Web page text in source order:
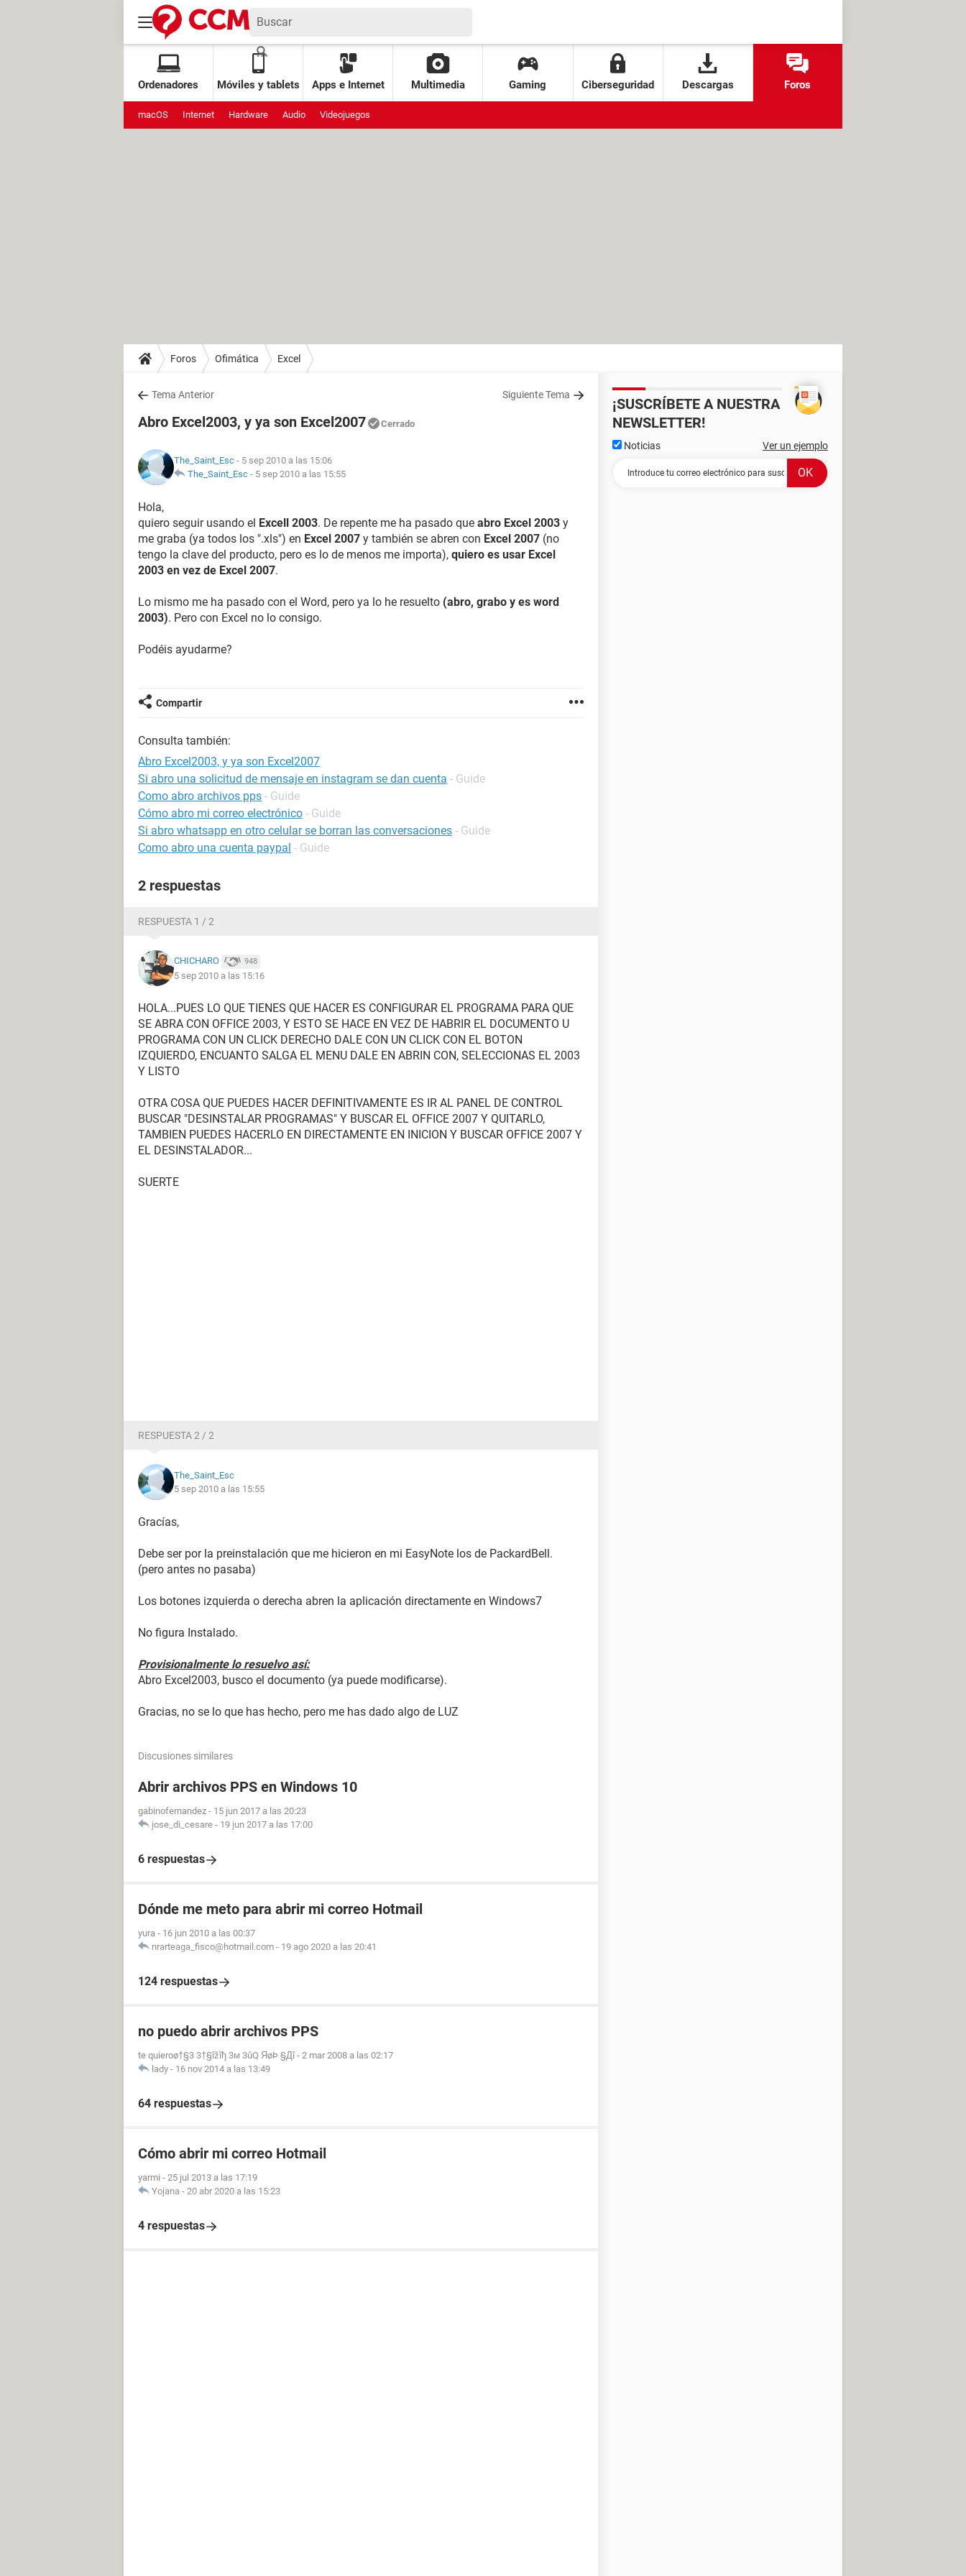
Ordenadores Móviles y tablets Apps e Internet Multimedia Gaming Ciberseguridad Descargas Foros
macOS Internet Hardware Audio Videojuegos
Foros Ofimática Excel
Tema Anterior Siguiente Tema
Abro Excel2003, y ya son Excel2007 Cerrado
The_Saint_Esc - 5 sep 2010 a las 15:06
The_Saint_Esc - 5 sep 2010 a las 15:55
Hola,
quiero seguir usando el Excell 2003. De repente me ha pasado que abro Excel 2003 y
me graba (ya todos los ".xls") en Excel 2007 y también se abren con Excel 2007 (no
tengo la clave del producto, pero es lo de menos me importa), quiero es usar Excel
2003 en vez de Excel 2007.
Lo mismo me ha pasado con el Word, pero ya lo he resuelto (abro, grabo y es word
2003). Pero con Excel no lo consigo.
Podéis ayudarme?
Compartir
Consulta también:
Abro Excel2003, y ya son Excel2007
Si abro una solicitud de mensaje en instagram se dan cuenta - Guide
Como abro archivos pps - Guide
Cómo abro mi correo electrónico - Guide
Si abro whatsapp en otro celular se borran las conversaciones - Guide
Como abro una cuenta paypal - Guide
2 respuestas
RESPUESTA 1 / 2
CHICHARO 948
5 sep 2010 a las 15:16
HOLA...PUES LO QUE TIENES QUE HACER ES CONFIGURAR EL PROGRAMA PARA QUE
SE ABRA CON OFFICE 2003, Y ESTO SE HACE EN VEZ DE HABRIR EL DOCUMENTO U
PROGRAMA CON UN CLICK DERECHO DALE CON UN CLICK CON EL BOTON
IZQUIERDO, ENCUANTO SALGA EL MENU DALE EN ABRIN CON, SELECCIONAS EL 2003
Y LISTO
OTRA COSA QUE PUEDES HACER DEFINITIVAMENTE ES IR AL PANEL DE CONTROL
BUSCAR "DESINSTALAR PROGRAMAS" Y BUSCAR EL OFFICE 2007 Y QUITARLO,
TAMBIEN PUEDES HACERLO EN DIRECTAMENTE EN INICION Y BUSCAR OFFICE 2007 Y
EL DESINSTALADOR...
SUERTE
RESPUESTA 2 / 2
The_Saint_Esc
5 sep 2010 a las 15:55
Gracías,
Debe ser por la preinstalación que me hicieron en mi EasyNote los de PackardBell.
(pero antes no pasaba)
Los botones izquierda o derecha abren la aplicación directamente en Windows7
No figura Instalado.
Provisionalmente lo resuelvo así:
Abro Excel2003, busco el documento (ya puede modificarse).
Gracias, no se lo que has hecho, pero me has dado algo de LUZ
Discusiones similares
Abrir archivos PPS en Windows 10
gabinofernandez - 15 jun 2017 a las 20:23
jose_di_cesare - 19 jun 2017 a las 17:00
6 respuestas
Dónde me meto para abrir mi correo Hotmail
yura - 16 jun 2010 a las 00:37
nrarteaga_fisco@hotmail.com - 19 ago 2020 a las 20:41
124 respuestas
no puedo abrir archivos PPS
te quieroø†§3 3†§îžîђ 3м 3ûQ ЯøÞ §Дî- 2 mar 2008 a las 02:17
lady - 16 nov 2014 a las 13:49
64 respuestas
Cómo abrir mi correo Hotmail
yarmi - 25 jul 2013 a las 17:19
Yojana - 20 abr 2020 a las 15:23
4 respuestas
¡SUSCRÍBETE A NUESTRA
NEWSLETTER!
Noticias Ver un ejemplo